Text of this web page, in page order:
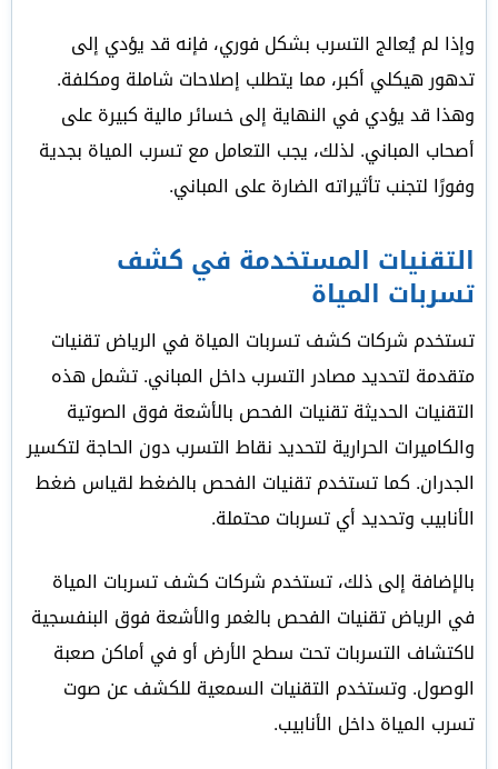
وإذا لم يُعالج التسرب بشكل فوري، فإنه قد يؤدي إلى
تدهور هيكلي أكبر، مما يتطلب إصلاحات شاملة ومكلفة.
وهذا قد يؤدي في النهاية إلى خسائر مالية كبيرة على
أصحاب المباني. لذلك، يجب التعامل مع تسرب المياة بجدية
وفورًا لتجنب تأثيراته الضارة على المباني.
التقنيات المستخدمة في كشف
تسربات المياة
تستخدم شركات كشف تسربات المياة في الرياض تقنيات
متقدمة لتحديد مصادر التسرب داخل المباني. تشمل هذه
التقنيات الحديثة تقنيات الفحص بالأشعة فوق الصوتية
والكاميرات الحرارية لتحديد نقاط التسرب دون الحاجة لتكسير
الجدران. كما تستخدم تقنيات الفحص بالضغط لقياس ضغط
الأنابيب وتحديد أي تسربات محتملة.
بالإضافة إلى ذلك، تستخدم شركات كشف تسربات المياة
في الرياض تقنيات الفحص بالغمر والأشعة فوق البنفسجية
لاكتشاف التسربات تحت سطح الأرض أو في أماكن صعبة
الوصول. وتستخدم التقنيات السمعية للكشف عن صوت
تسرب المياة داخل الأنابيب.